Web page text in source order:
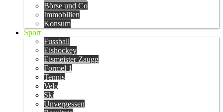
Börse und Co
Immobilien
Konsum
Sport
Fussball
Eishockey
Eismeister Zaugg
Formel 1
Tennis
Velo
Ski
Unvergessen